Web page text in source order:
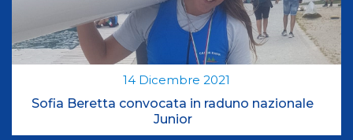
14 Dicembre 2021
Sofia Beretta convocata in raduno nazionale
Junior